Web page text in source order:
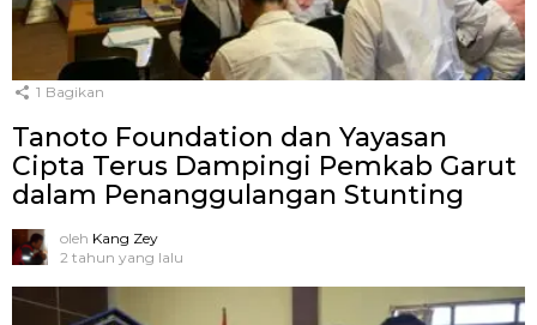
1 Bagikan
Tanoto Foundation dan Yayasan
Cipta Terus Dampingi Pemkab Garut
dalam Penanggulangan Stunting
oleh Kang Zey
2 tahun yang lalu